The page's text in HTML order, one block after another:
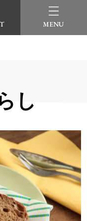
MENU
し